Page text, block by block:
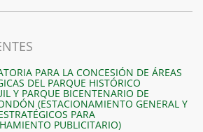
PARA LA CONCESIÓN DE ÁREAS
DEL PARQUE HISTÓRICO
Y PARQUE BICENTENARIO DE
(ESTACIONAMIENTO GENERAL Y
PARA
PUBLICITARIO)